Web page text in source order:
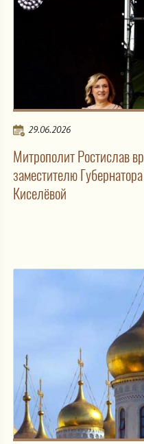
29.06.2026
Митрополит Ростислав
заместителю
Киселёвой